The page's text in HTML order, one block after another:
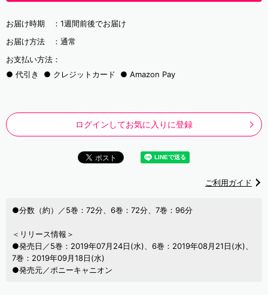
お届け時期 ： 1週間前後でお届け
お届け方法 ： 通常
お支払い方法：
代引き
クレジットカード Amazon Pay
ログインしてお気に入りに登録
ご利用ガイド
●分数（約）／5巻：72分、6巻：72分、7巻：96分
＜リリース情報＞
●発売日／5巻：2019年07月24日(水)、6巻：2019年08月21日(水)、
7巻：2019年09月18日(水)
●発売元／ポニーキャニオン